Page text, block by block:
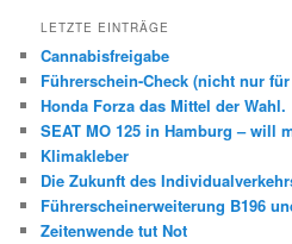
LETZTE EINTRÄGE
Cannabisfreigabe
Führerschein-Check (nicht nur
Honda Forza das Mittel der Wahl.
SEAT MO 125 in Hamburg – will
Klimakleber
Die Zukunft des
Führerscheinerweiterung B196
Zeitenwende tut Not